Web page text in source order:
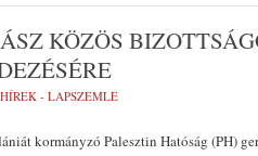
KÖZÖS
HÍREK - LAPSZEMLE
kormányzó Palesztin Hatóság (PH)